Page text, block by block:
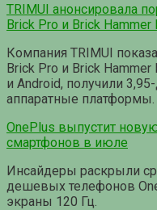
TRIMUI анонсировала
Brick Pro и Brick Hammer
Компания TRIMUI
Brick Pro и Brick
и Android, получили
аппаратные платформы.
OnePlus выпустит
смартфонов в июле
Инсайдеры раскрыли
дешевых телефонов
экраны 120 Гц.